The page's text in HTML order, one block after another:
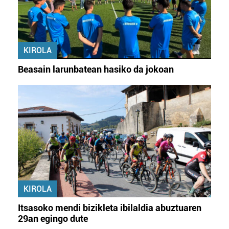
KIROLA
Beasain larunbatean hasiko da jokoan
KIROLA
Itsasoko mendi bizikleta ibilaldia abuztuaren
29an egingo dute